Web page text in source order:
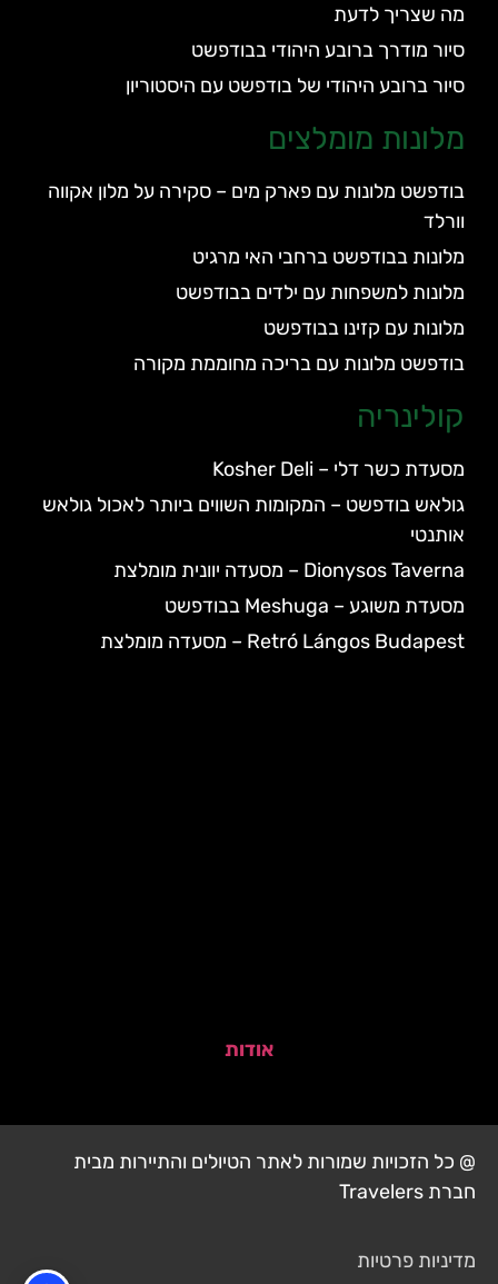
מה שצריך לדעת
סיור מודרך ברובע היהודי בבודפשט
סיור ברובע היהודי של בודפשט עם היסטוריון
מלונות מומלצים
בודפשט מלונות עם פארק מים – סקירה על מלון אקווה
וורלד
מלונות בבודפשט ברחבי האי מרגיט
מלונות למשפחות עם ילדים בבודפשט
מלונות עם קזינו בבודפשט
בודפשט מלונות עם בריכה מחוממת מקורה
קולינריה
מסעדת כשר דלי – Kosher Deli
גולאש בודפשט – המקומות השווים ביותר לאכול גולאש
אותנטי
Dionysos Taverna – מסעדה יוונית מומלצת
מסעדת משוגע – Meshuga בבודפשט
Retró Lángos Budapest – מסעדה מומלצת
אודות
@ כל הזכויות שמורות לאתר הטיולים והתיירות מבית
חברת Travelers
מדיניות פרטיות